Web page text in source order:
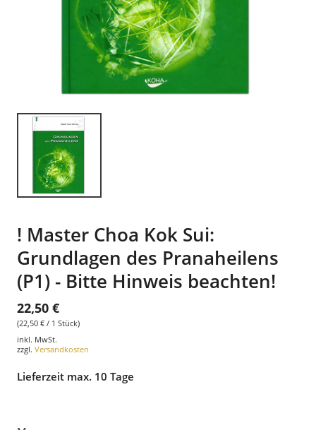
! Master Choa Kok Sui:
Grundlagen des Pranaheilens
(P1) - Bitte Hinweis beachten!
22,50 €
(22,50 € / 1 Stück)
inkl. MwSt.
zzgl. Versandkosten
Lieferzeit max. 10 Tage